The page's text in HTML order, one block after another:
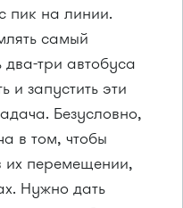
пик на линии.
самый
два-три автобуса
и запустить эти
Безусловно,
в том, чтобы
их перемещении,
Нужно дать